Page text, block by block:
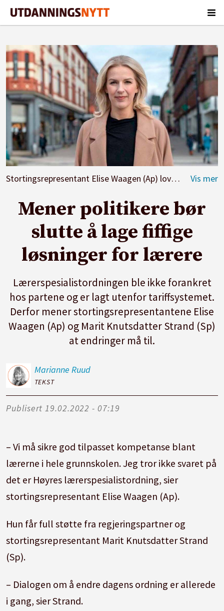
Stortingsrepresentant Elise Waagen (Ap) lover å gi lærere tid og mulighet til å drive utviklingsarbeid.
Mener politikere bør
slutte å lage fiffige
løsninger for lærere
Lærerspesialistordningen ble ikke forankret
hos partene og er lagt utenfor tariffsystemet.
Derfor mener stortingsrepresentantene Elise
Waagen (Ap) og Marit Knutsdatter Strand (Sp)
at endringer må til.
Marianne Ruud
TEKST
Publisert 19.02.2022 - 07:19
– Vi må sikre god tilpasset kompetanse blant
lærerne i hele grunnskolen. Jeg tror ikke svaret på
det er Høyres lærerspesialistordning, sier
stortingsrepresentant Elise Waagen (Ap).
Hun får full støtte fra regjeringspartner og
stortingsrepresentant Marit Knutsdatter Strand
(Sp).
– Dialogen om å endre dagens ordning er allerede
i gang, sier Strand.